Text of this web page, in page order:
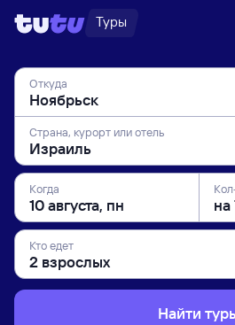
Туры
Откуда
Страна, курорт или отель
Когда
Кто едет
Найти